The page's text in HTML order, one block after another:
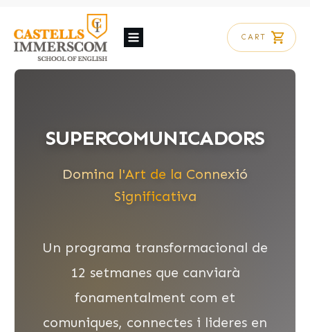
CART
SUPERCOMUNICADORS
Domina l'Art de la Connexió
Significativa
Un programa transformacional de
12 setmanes que canviarà
fonamentalment com et
comuniques, connectes i lideres en